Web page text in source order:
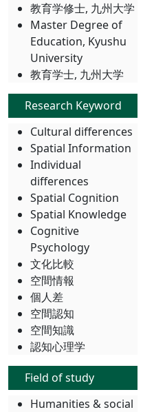
教育学修士, 九州大学
Master Degree of
Education, Kyushu
University
教育学士, 九州大学
Research Keyword
Cultural differences
Spatial Information
Individual
differences
Spatial Cognition
Spatial Knowledge
Cognitive
Psychology
文化比較
空間情報
個人差
空間認知
空間知識
認知心理学
Field of study
Humanities & social